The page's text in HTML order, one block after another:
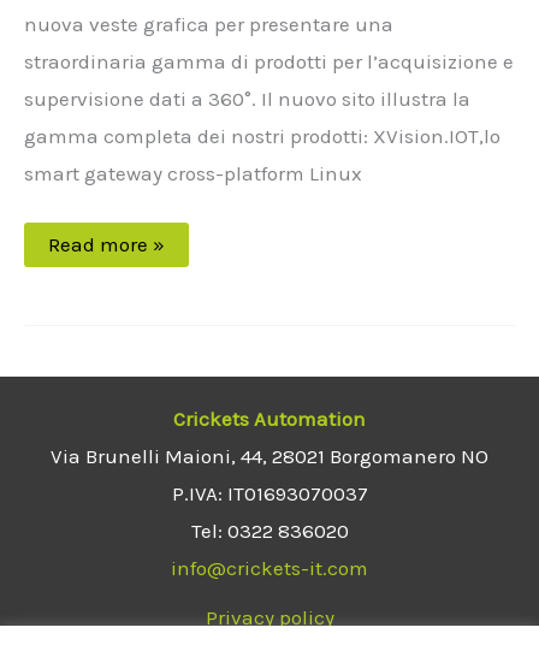
nuova veste grafica per presentare una
straordinaria gamma di prodotti per l’acquisizione e
supervisione dati a 360°. Il nuovo sito illustra la
gamma completa dei nostri prodotti: XVision.IOT,lo
smart gateway cross-platform Linux
Read more »
Crickets Automation
Via Brunelli Maioni, 44, 28021 Borgomanero NO
P.IVA: IT01693070037
Tel: 0322 836020
info@crickets-it.com
Privacy policy